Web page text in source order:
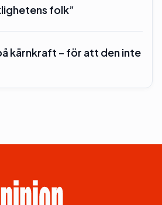
folk”
kärnkraft – för att den inte